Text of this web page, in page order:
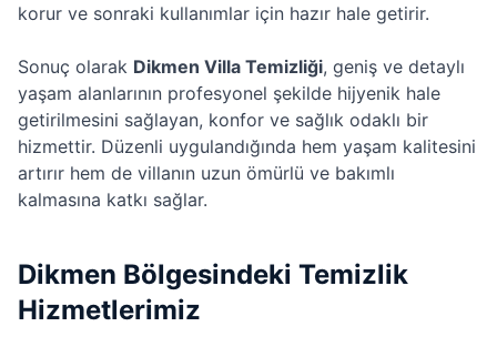
korur ve sonraki kullanımlar için hazır hale getirir.
Sonuç olarak Dikmen Villa Temizliği, geniş ve detaylı
yaşam alanlarının profesyonel şekilde hijyenik hale
getirilmesini sağlayan, konfor ve sağlık odaklı bir
hizmettir. Düzenli uygulandığında hem yaşam kalitesini
artırır hem de villanın uzun ömürlü ve bakımlı
kalmasına katkı sağlar.
Dikmen Bölgesindeki Temizlik
Hizmetlerimiz